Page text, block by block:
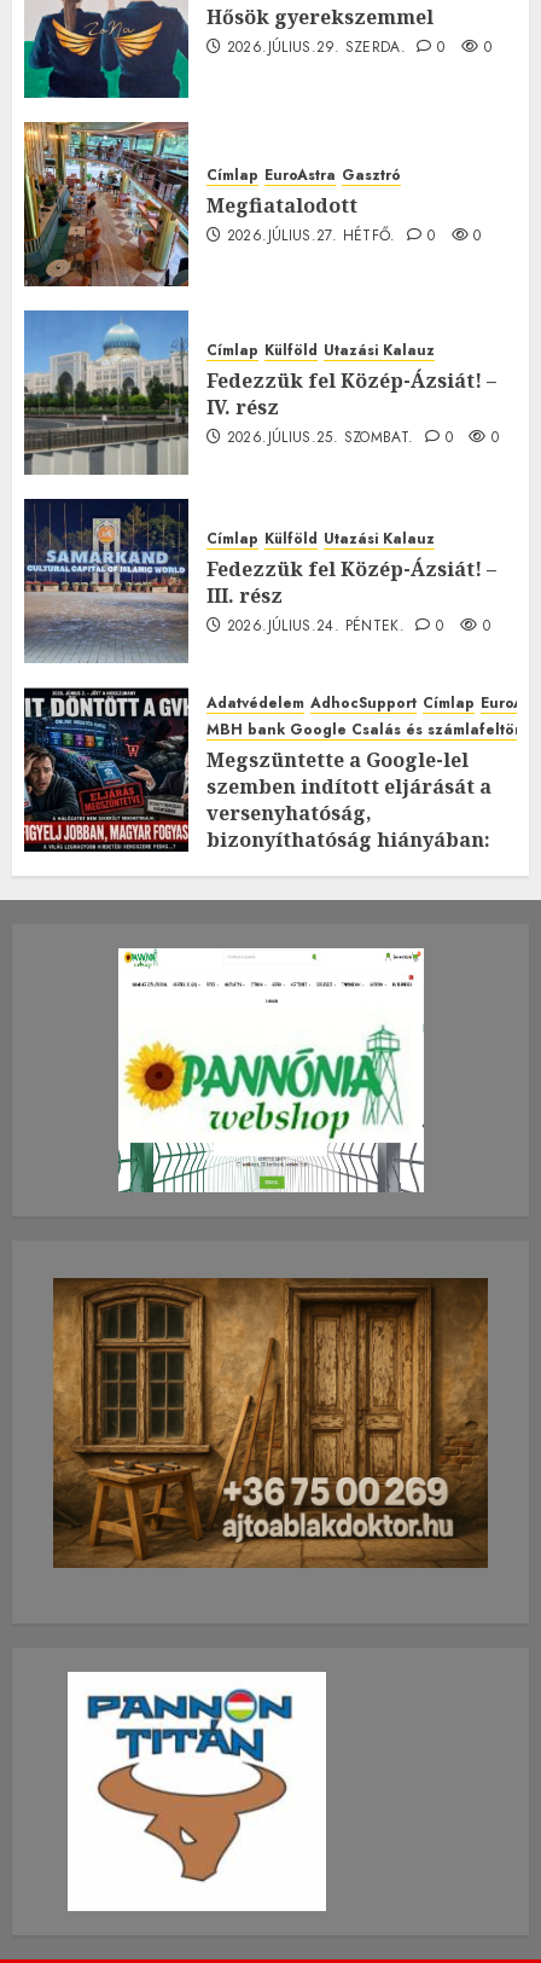
Hősök gyerekszemmel
2026.JÚLIUS.29. SZERDA. 0 0
Címlap EuroAstra Gasztró
Megfiatalodott
2026.JÚLIUS.27. HÉTFŐ. 0 0
Címlap Külföld Utazási Kalauz
Fedezzük fel Közép-Ázsiát! –
IV. rész
2026.JÚLIUS.25. SZOMBAT. 0 0
Címlap Külföld Utazási Kalauz
Fedezzük fel Közép-Ázsiát! –
III. rész
2026.JÚLIUS.24. PÉNTEK. 0 0
Adatvédelem AdhocSupport Címlap
MBH bank Google Csalás és
Megszüntette a Google-lel
szemben indított eljárását a
versenyhatóság,
bizonyíthatóság hiányában:
2026.JÚLIUS.23. CSÜTÖRTÖK.
0